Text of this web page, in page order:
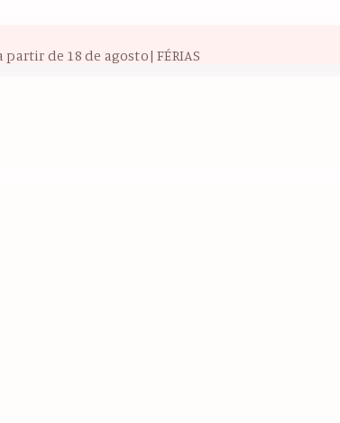
de 18 de agosto| FÉRIAS